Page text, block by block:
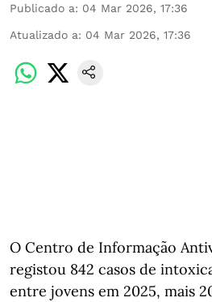
Publicado a: 04 Mar 2026, 17:36
Atualizado a: 04 Mar 2026, 17:36
O Centro de Informação
registou 842 casos de
entre jovens em 2025, mais